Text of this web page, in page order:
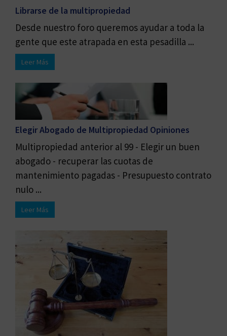
Librarse de la multipropiedad
Desde nuestro foro queremos ayudar a toda la
gente que este atrapada en esta pesadilla ...
Leer Más
Elegir Abogado de Multipropiedad Opiniones
Multipropiedad anterior al 99 - Elegir un buen
abogado - recuperar las cuotas de
mantenimiento pagadas - Presupuesto contrato
nulo ...
Leer Más